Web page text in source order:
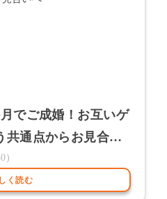
でご成婚！お互いゲ
共通点からお見合い
)
く読む